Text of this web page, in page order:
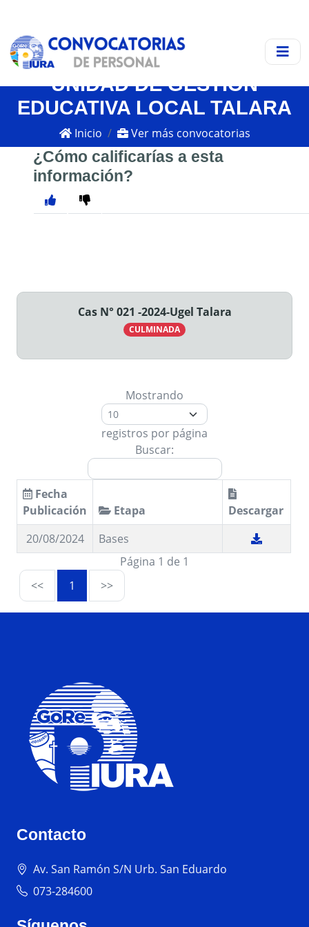
UNIDAD DE GESTIÓN
EDUCATIVA LOCAL TALARA
Inicio Ver más convocatorias
¿Cómo calificarías a esta
información?
Cas N° 021 -2024-Ugel Talara
CULMINADA
Mostrando
registros por página
Buscar:
Fecha
Publicación
Etapa
Descargar
20/08/2024
Bases
Página 1 de 1
<<
1 >>
Contacto
Av. San Ramón S/N Urb. San Eduardo
073-284600